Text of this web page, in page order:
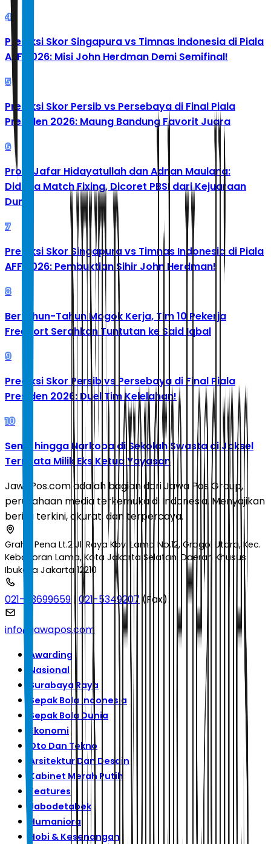
4
Prediksi Skor Singapura vs Timnas Indonesia di Piala
AFF 2026: Misi John Herdman Demi Semifinal!
5
Prediksi Skor Persib vs Persebaya di Final Piala
Presiden 2026: Maung Bandung Favorit Juara
6
Profil Jafar Hidayatullah dan Adnan Maulana:
Diduga Match Fixing, Dicoret PBSI dari Kejuaraan
Dunia
7
Prediksi Skor Singapura vs Timnas Indonesia di Piala
AFF 2026: Pembuktian Sihir John Herdman!
8
Bertahun-Tahun Mogok Kerja, Tim 10 Pekerja
Freeport Serahkan Tuntutan ke Said Iqbal
9
Prediksi Skor Persib vs Persebaya di Final Piala
Presiden 2026: Duel Tim Kelelahan!
10
Senpi hingga Narkoba di Sekolah Swasta di Jaksel
Ternyata Milik Eks Ketua Yayasan
JawaPos.com adalah bagian dari Jawa Pos Group,
perusahaan media terkemuka di Indonesia. Menyajikan
berita terkini, akurat, dan terpercaya.
Graha Pena Lt.2 Jl. Raya Kby. Lama No.12, Grogol Utara, Kec.
Kebayoran Lama, Kota Jakarta Selatan, Daerah Khusus
Ibukota Jakarta 12210
021-53699659 | 021-5349207 (Fax)
info@jawapos.com
Awarding
Nasional
Surabaya Raya
Sepak Bola Indonesia
Sepak Bola Dunia
Ekonomi
Oto Dan Tekno
Arsitektur Dan Desain
Kabinet Merah Putih
Features
Jabodetabek
Humaniora
Hobi & Kesenangan